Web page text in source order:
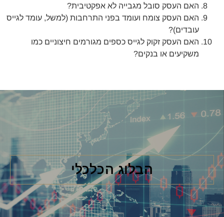
האם העסק סובל מגבייה לא אפקטיבית?
האם העסק צומח ועומד בפני התרחבות (למשל, עומד לגייס
עובדים)?
האם העסק זקוק לגייס כספים מגורמים חיצוניים כמו
משקיעים או בנקים?
הבלוג הכלכלי